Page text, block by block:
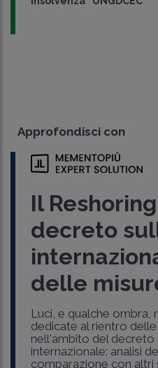
Approfondisci con
Il
decreto
delle
Luci, e qualche ombra,
dedicate al rientro
nell'ambito del decreto
internazionale: analisi
comparazione con altri